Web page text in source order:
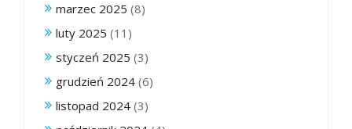
marzec 2025 (8)
luty 2025 (11)
styczeń 2025 (3)
grudzień 2024 (6)
listopad 2024 (3)